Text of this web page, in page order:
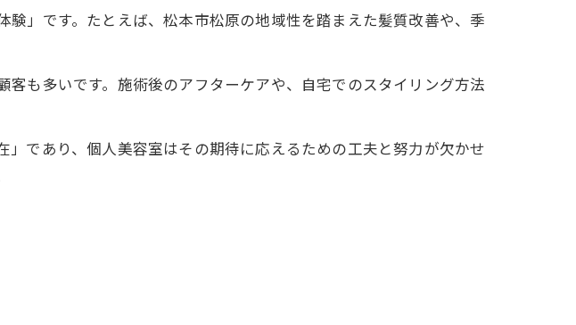
」です。たとえば、松本市松原の地域性を踏まえた髪質改善や、季
も多いです。施術後のアフターケアや、自宅でのスタイリング方法
であり、個人美容室はその期待に応えるための工夫と努力が欠かせ